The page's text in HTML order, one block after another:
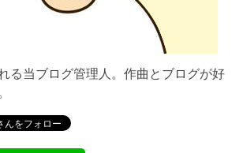
る当ブログ管理人。作曲とブログが好